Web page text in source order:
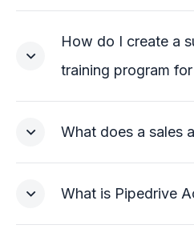
How do I create a
training program
What does a sales
What is Pipedrive